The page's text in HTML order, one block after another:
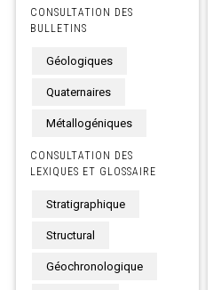
CONSULTATION DES
BULLETINS
Géologiques
Quaternaires
Métallogéniques
CONSULTATION DES
LEXIQUES ET GLOSSAIRE
Stratigraphique
Structural
Géochronologique